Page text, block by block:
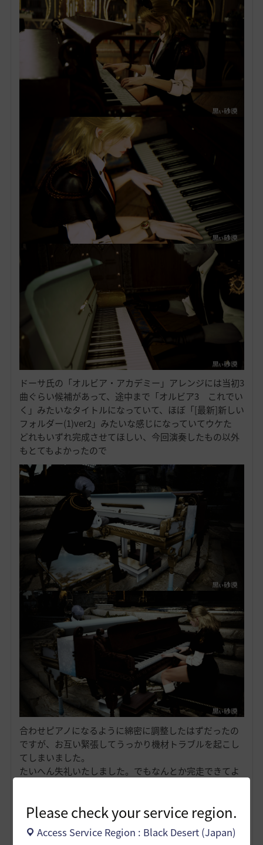
Please check your service region.
Access Service Region : Black Desert (Japan)
ドーサ氏の「オルビア・アカデミー」アレンジには当初3
曲ぐらい候補があって、途中まで「オルビア3 これでい
く」みたいなタイトルになっていて、ほぼ「[最新]新しい
フォルダー(1)ver2」みたいな感じになっていてウケた
どれもいずれ完成させてほしい、今回演奏したもの以外
もとてもよかったので
合わせピアノになるように綿密に調整したはずだったの
ですが、お互い緊張してうっかり機材トラブルを起こし
てしまいました。
たいへん失礼いたしました。でもなんとか完走できてよ